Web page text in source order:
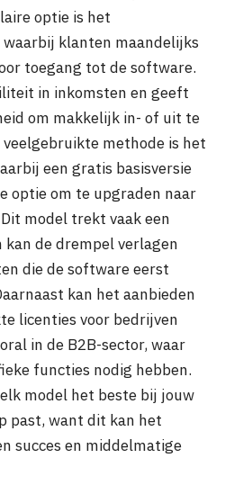
optie is het
klanten maandelijks
toegang tot de software.
in inkomsten en geeft
om makkelijk in- of uit te
methode is het
een gratis basisversie
optie om te upgraden naar
model trekt vaak een
kan de drempel verlagen
die de software eerst
kan het aanbieden
licenties voor bedrijven
in de B2B-sector, waar
functies nodig hebben.
model het beste bij jouw
past, want dit kan het
succes en middelmatige